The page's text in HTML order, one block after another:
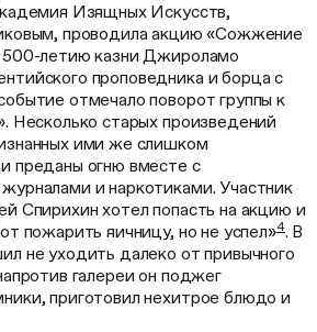
Изящных Искусств,
проводила акцию «Сожжение
500-летию казни Джироламо
проповедника и борца с
отмечало поворот группы к
Несколько старых произведений
ими же слишком
преданы огню вместе с
и наркотиками. Участник
Спирихин хотел попасть на акцию и
пожарить яичницу, но не успел»4. В
не уходить далеко от привычного
галереи он поджег
приготовил нехитрое блюдо и